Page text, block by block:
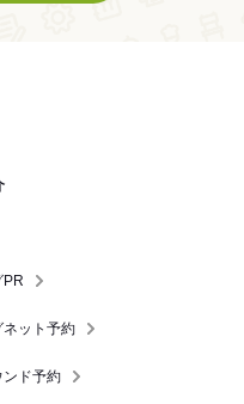
PR
ネット予約
ンド予約